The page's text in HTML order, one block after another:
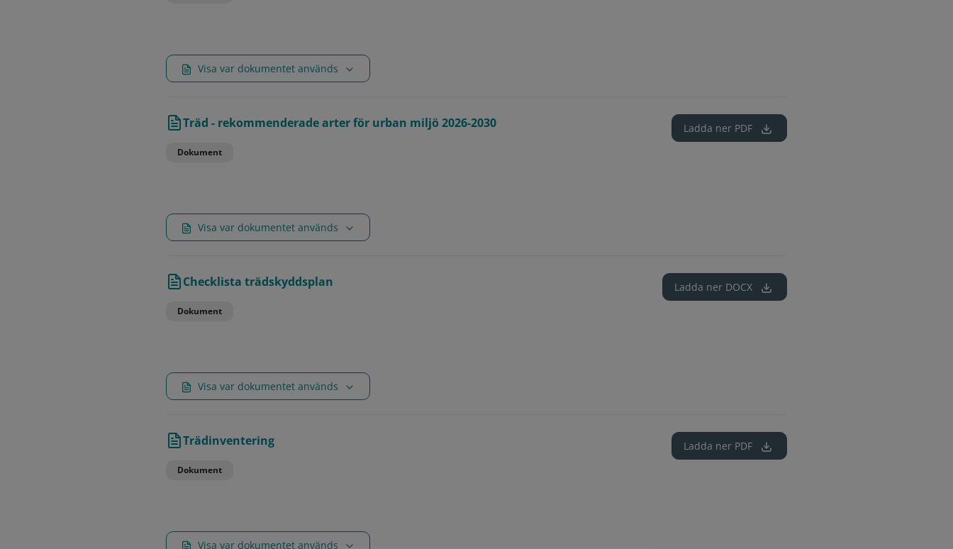
Visa var dokumentet används
Träd - rekommenderade arter för urban miljö 2026-2030
Dokument
Ladda ner PDF
Visa var dokumentet används
Checklista trädskyddsplan
Dokument
Ladda ner DOCX
Visa var dokumentet används
Trädinventering
Dokument
Ladda ner PDF
Visa var dokumentet används